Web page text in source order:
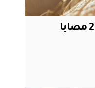
تحذير صحي في أوروبا.. 240 مصابا